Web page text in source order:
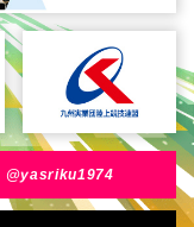
@yasriku1974